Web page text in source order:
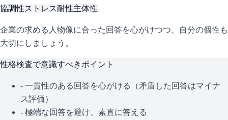
協調性ストレス耐性主体性
企業の求める人物像に合った回答を心がけつつ、自分の個性も
大切にしましょう。
性格検査で意識すべきポイント
- 一貫性のある回答を心がける（矛盾した回答はマイナ
ス評価）
- 極端な回答を避け、素直に答える